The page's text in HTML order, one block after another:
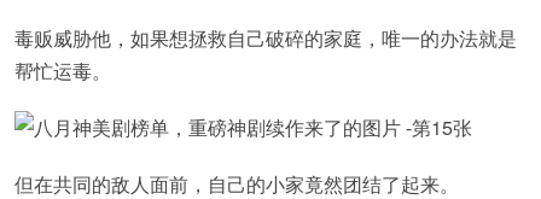
毒贩威胁他，如果想拯救自己破碎的家庭，唯一的办法就是
帮忙运毒。
但在共同的敌人面前，自己的小家竟然团结了起来。